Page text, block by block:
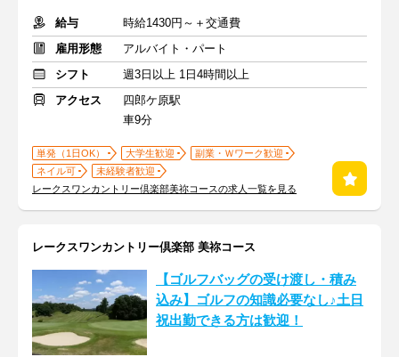
給与
時給1430円～＋交通費
雇用形態
アルバイト・パート
シフト
週3日以上 1日4時間以上
アクセス
四郎ケ原駅
車9分
単発（1日OK） 大学生歓迎
副業・Ｗワーク歓迎
ネイル可
未経験者歓迎
レークスワンカントリー倶楽部美祢コースの求人一覧を見る
レークスワンカントリー倶楽部 美祢コース
【ゴルフバッグの受け渡し・積み
込み】ゴルフの知識必要なし♪土日
祝出勤できる方は歓迎！